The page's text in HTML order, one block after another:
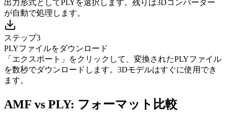
出力形式としてPLYを選択します。残りは3Dコンバーター
が自動で処理します。
ステップ3
PLYファイルをダウンロード
「エクスポート」をクリックして、変換されたPLYファイル
を数秒でダウンロードします。3Dモデルはすぐに使用でき
ます。
AMF vs PLY: フォーマット比較